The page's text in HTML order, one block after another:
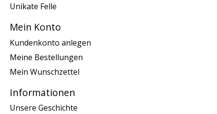
Unikate Felle
Mein Konto
Kundenkonto anlegen
Meine Bestellungen
Mein Wunschzettel
Informationen
Unsere Geschichte